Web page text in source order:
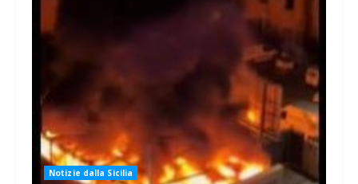
Notizie dalla Sicilia